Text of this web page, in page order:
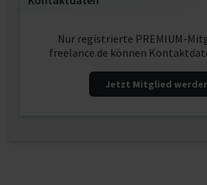
Nur registrierte PREMIUM-
freelance.de können
Jetzt Mitglied